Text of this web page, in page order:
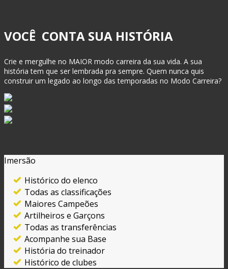
VOCÊ CONTA SUA HISTÓRIA
Crie e mergulhe no MAIOR modo carreira da sua vida. A sua
história tem que ser lembrada pra sempre. Quem nunca quis
construir um legado ao longo das temporadas no Modo Carreira?
Imersão
Histórico do elenco
Todas as classificações
Maiores Campeões
Artilheiros e Garçons
Todas as transferências
Acompanhe sua Base
História do treinador
Histórico de clubes